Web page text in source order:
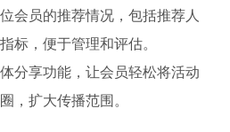
会员的推荐情况，包括推荐人
标，便于管理和评估。
分享功能，让会员轻松将活动
，扩大传播范围。